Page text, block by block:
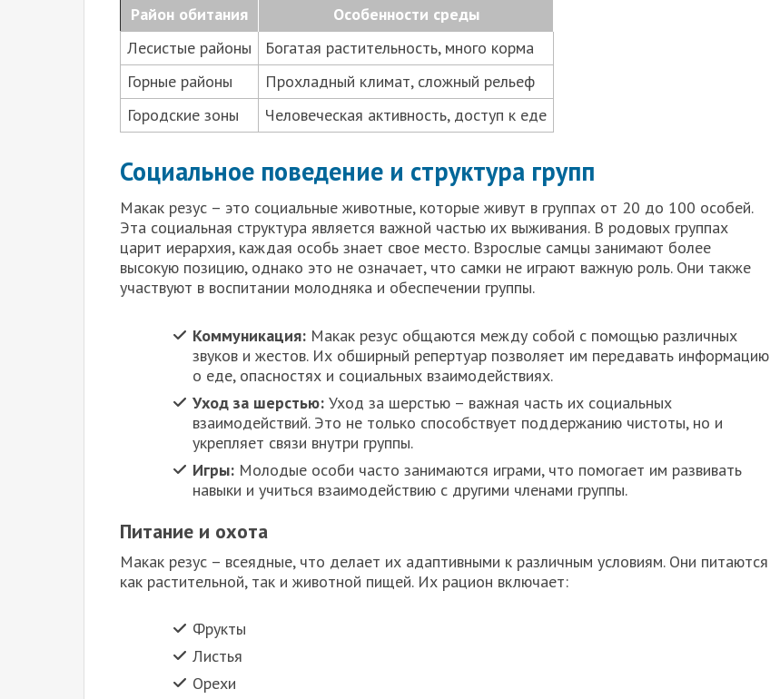
Район обитания
Особенности среды
Лесистые районы
Богатая растительность, много корма
Горные районы
Прохладный климат, сложный рельеф
Городские зоны
Человеческая активность, доступ к еде
Социальное поведение и структура групп
Макак резус – это социальные животные, которые живут в группах от 20 до 100 особей.
Эта социальная структура является важной частью их выживания. В родовых группах
царит иерархия, каждая особь знает свое место. Взрослые самцы занимают более
высокую позицию, однако это не означает, что самки не играют важную роль. Они также
участвуют в воспитании молодняка и обеспечении группы.
Коммуникация: Макак резус общаются между собой с помощью различных
звуков и жестов. Их обширный репертуар позволяет им передавать информацию
о еде, опасностях и социальных взаимодействиях.
Уход за шерстью: Уход за шерстью – важная часть их социальных
взаимодействий. Это не только способствует поддержанию чистоты, но и
укрепляет связи внутри группы.
Игры: Молодые особи часто занимаются играми, что помогает им развивать
навыки и учиться взаимодействию с другими членами группы.
Питание и охота
Макак резус – всеядные, что делает их адаптивными к различным условиям. Они питаются
как растительной, так и животной пищей. Их рацион включает:
Фрукты
Листья
Орехи